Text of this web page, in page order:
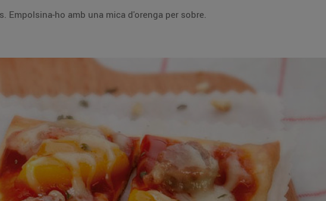
Posa-hi el formatge i enforna-ho 10 min més. Empolsina-ho amb una mica d'orenga per sobre.